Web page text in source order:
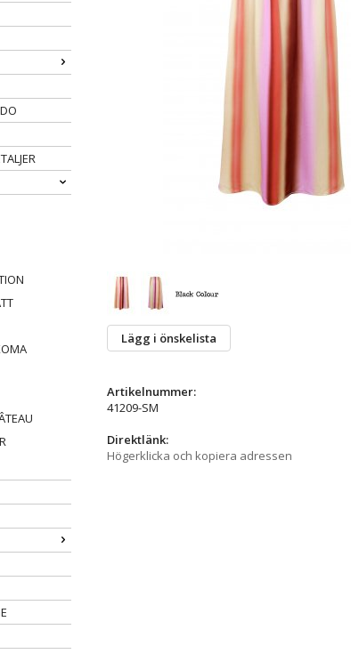
Lägg i önskelista
Artikelnummer:
41209-SM
Direktlänk:
Högerklicka och kopiera adressen